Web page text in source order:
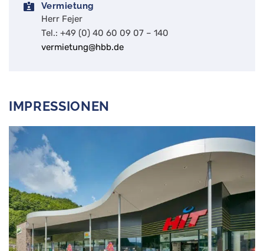
Vermietung
Herr Fejer
Tel.: +49 (0) 40 60 09 07 – 140
vermietung@hbb.de
IMPRESSIONEN